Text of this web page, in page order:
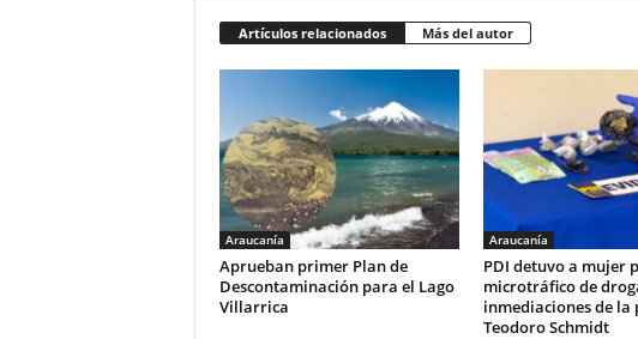
Artículos relacionados Más del autor
Araucanía
Aprueban primer Plan de
Descontaminación para el Lago
Villarrica
Araucanía
PDI detuvo a mujer
microtráfico de
inmediaciones de la
Teodoro Schmidt